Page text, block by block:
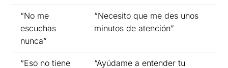
“No me
escuchas
nunca”
“Necesito que me des unos
minutos de atención”
“Eso no tiene
“Ayúdame a entender tu